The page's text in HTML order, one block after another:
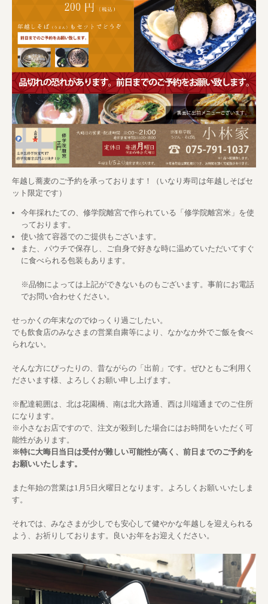
年越し蕎麦のご予約を承っております！（いなり寿司は年越しそばセ
ット限定です）
今年採れたての、修学院離宮で作られている「修学院離宮米」を使
っております。
使い捨て容器でのご提供もございます。
また、パウチで保存し、ご自身で好きな時に温めていただいてすぐ
に食べられる包装もあります。
※品物によっては上記ができないものもございます。事前にお電話
でお問い合わせください。
せっかくの年末なのでゆっくり過ごしたい。
でも飲食店のみなさまの営業自粛等により、なかなか外でご飯を食べ
られない。
そんな方にぴったりの、昔ながらの「出前」です。ぜひともご利用く
ださいます様、よろしくお願い申し上げます。
※配達範囲は、北は花園橋、南は北大路通、西は川端通までのご住所
になります。
※小さなお店ですので、注文が殺到した場合にはお時間をいただく可
能性があります。
※特に大晦日当日は受付が難しい可能性が高く、前日までのご予約を
お願いいたします。
また年始の営業は1月5日火曜日となります。よろしくお願いいたしま
す。
それでは、みなさまが少しでも安心して健やかな年越しを迎えられる
よう、お祈りしております。良いお年をお迎えください。